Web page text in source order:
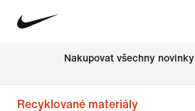
Nakupovat všechny novinky
Recyklované materiály